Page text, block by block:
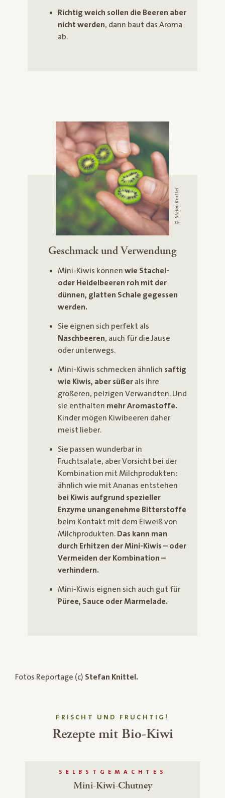
Richtig weich sollen die Beeren aber
nicht werden, dann baut das Aroma
ab.
© Stefan Knittel
Geschmack und Verwendung
Mini-Kiwis können wie Stachel-
oder Heidelbeeren roh mit der
dünnen, glatten Schale gegessen
werden.
Sie eignen sich perfekt als
Naschbeeren, auch für die Jause
oder unterwegs.
Mini-Kiwis schmecken ähnlich saftig
wie Kiwis, aber süßerals ihre
größeren, pelzigen Verwandten. Und
sie enthalten mehr Aromastoffe.
Kinder mögen Kiwibeeren daher
meist lieber.
Sie passen wunderbar in
Fruchtsalate, aber Vorsicht bei der
Kombination mit Milchprodukten:
ähnlich wie mit Ananas entstehen
bei Kiwis aufgrund spezieller
Enzyme unangenehme Bitterstoffe
beim Kontakt mit dem Eiweiß von
Milchprodukten. Das kann man
durch Erhitzen der Mini-Kiwis – oder
Vermeiden der Kombination –
verhindern.
Mini-Kiwis eignen sich auch gut für
Püree, Sauce oder Marmelade.
Fotos Reportage (c) Stefan Knittel.
FRISCHT UND FRUCHTIG!
Rezepte mit Bio-Kiwi
SELBSTGEMACHTES
Mini-Kiwi-Chutney